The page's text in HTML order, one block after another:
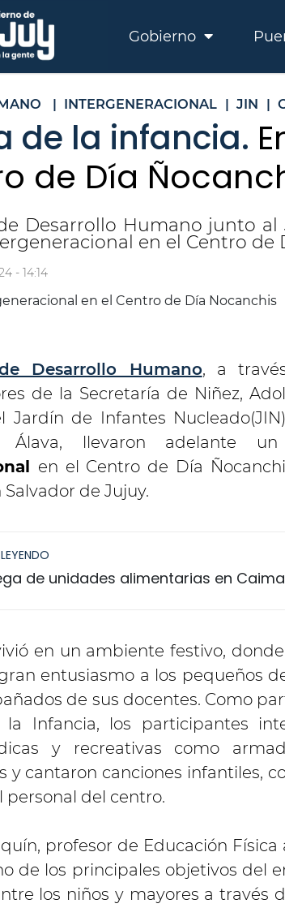
Gobierno
| INTERGENERACIONAL | JIN |
de la infancia.
de Día
Desarrollo Humano junto al
en el Centro de
- 14:14
Desarrollo Humano, a
de la Secretaría de Niñez,
Jardín de Infantes
Álava, llevaron adelante
en el Centro de Día
de Jujuy.
de unidades alimentarias en
en un ambiente festivo,
entusiasmo a los pequeños
de sus docentes. Como
Infancia, los participantes
y recreativas como
y cantaron canciones infantiles,
personal del centro.
profesor de Educación
de los principales objetivos del
los niños y mayores a través